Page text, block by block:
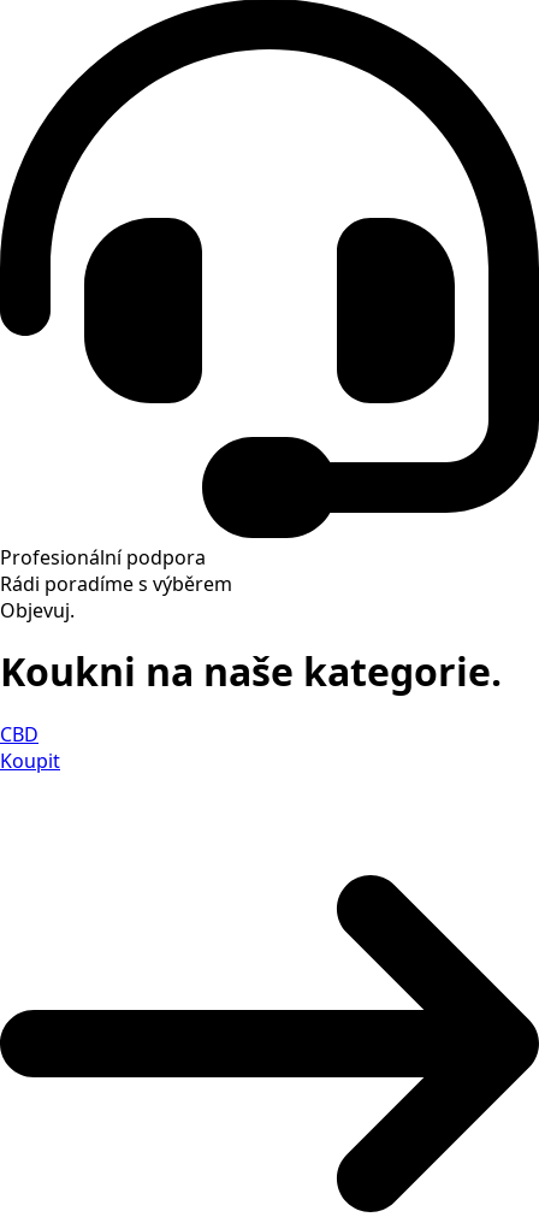
Profesionální podpora
Rádi poradíme s výběrem
Objevuj.
Koukni na naše kategorie.
CBD
Koupit